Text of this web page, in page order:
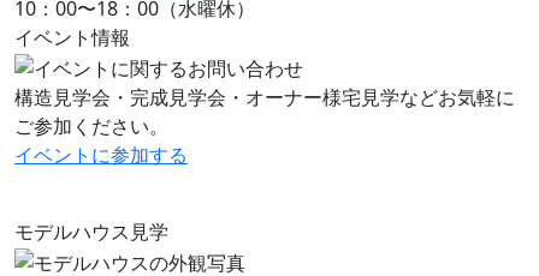
10：00〜18：00（水曜休）
イベント情報
構造見学会・完成見学会・オーナー様宅見学などお気軽に
ご参加ください。
イベントに参加する
モデルハウス見学